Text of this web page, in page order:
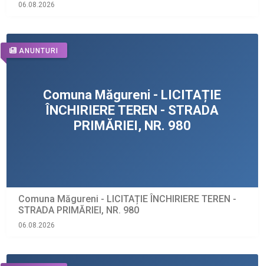
06.08.2026
ANUNTURI
Comuna Măgureni - LICITAȚIE ÎNCHIRIERE TEREN -
STRADA PRIMĂRIEI, NR. 980
06.08.2026